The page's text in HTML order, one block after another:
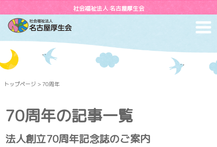
社会福祉法人 名古屋厚生会
トップページ > 70周年
70周年の記事一覧
法人創立70周年記念誌のご案内